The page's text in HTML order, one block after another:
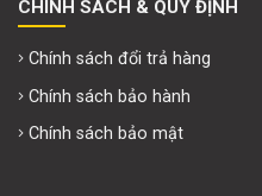
CHÍNH SÁCH & QUY ĐỊNH
Chính sách đổi trả hàng
Chính sách bảo hành
Chính sách bảo mật